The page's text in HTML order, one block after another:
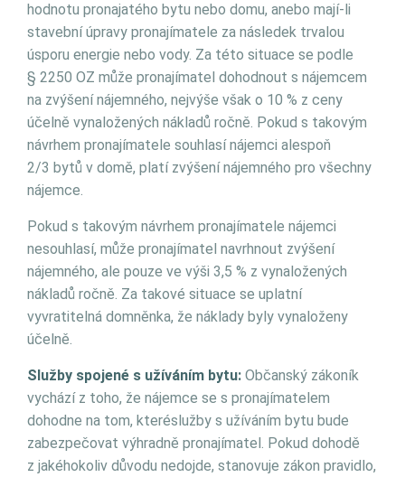
hodnotu pronajatého bytu nebo domu, anebo mají-li
stavební úpravy pronajímatele za následek trvalou
úsporu energie nebo vody. Za této situace se podle
§ 2250 OZ může pronajímatel dohodnout s nájemcem
na zvýšení nájemného, nejvýše však o 10 % z ceny
účelně vynaložených nákladů ročně. Pokud s takovým
návrhem pronajímatele souhlasí nájemci alespoň
2/3 bytů v domě, platí zvýšení nájemného pro všechny
nájemce.
Pokud s takovým návrhem pronajímatele nájemci
nesouhlasí, může pronajímatel navrhnout zvýšení
nájemného, ale pouze ve výši 3,5 % z vynaložených
nákladů ročně. Za takové situace se uplatní
vyvratitelná domněnka, že náklady byly vynaloženy
účelně.
Služby spojené s užíváním bytu: Občanský zákoník
vychází z toho, že nájemce se s pronajímatelem
dohodne na tom, kteréslužby s užíváním bytu bude
zabezpečovat výhradně pronajímatel. Pokud dohodě
z jakéhokoliv důvodu nedojde, stanovuje zákon pravidlo,